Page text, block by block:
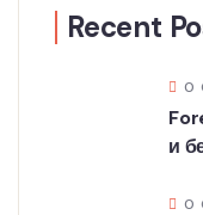
Recent
0
и
0